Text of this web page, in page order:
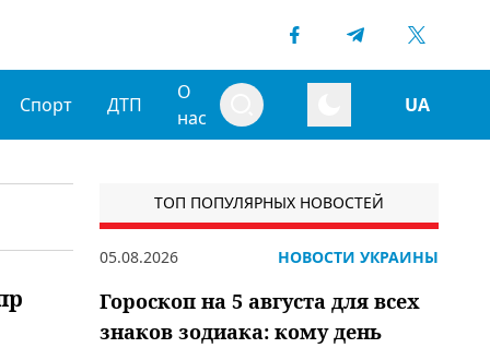
Спорт ДТП
О
нас
UA
ТОП ПОПУЛЯРНЫХ НОВОСТЕЙ
05.08.2026 НОВОСТИ УКРАИНЫ
Гороскоп на 5 августа для всех
знаков зодиака: кому день